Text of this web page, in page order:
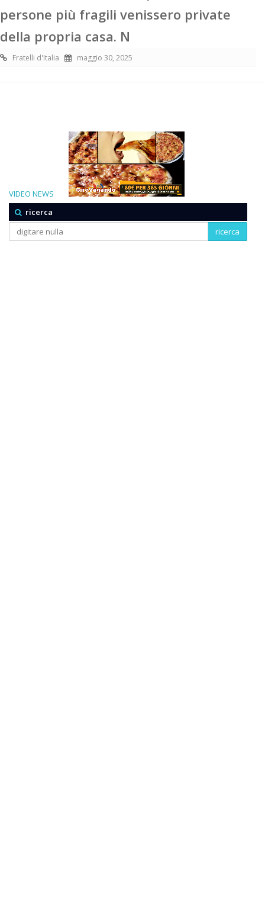
persone più fragili venissero private
della propria casa. N
Fratelli d'Italia maggio 30, 2025
VIDEO NEWS
ricerca
ricerca